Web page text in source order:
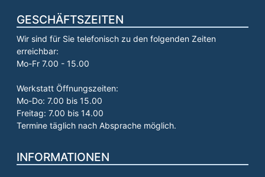
GESCHÄFTSZEITEN
Wir sind für Sie telefonisch zu den folgenden Zeiten
erreichbar:
Mo-Fr 7.00 - 15.00
Werkstatt Öffnungszeiten:
Mo-Do: 7.00 bis 15.00
Freitag: 7.00 bis 14.00
Termine täglich nach Absprache möglich.
INFORMATIONEN